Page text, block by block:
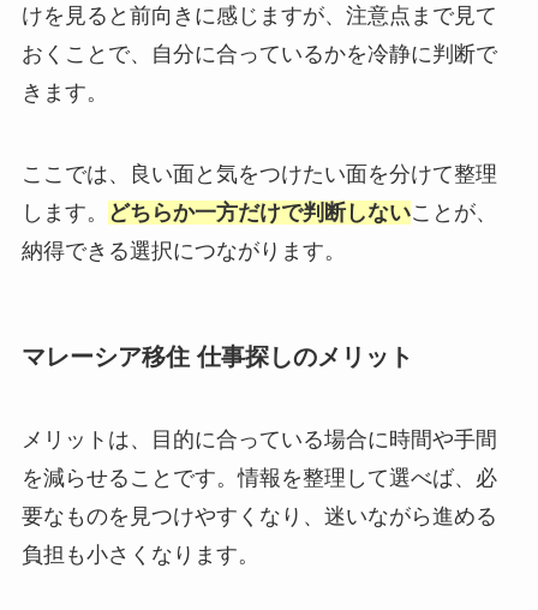
けを見ると前向きに感じますが、注意点まで見て
おくことで、自分に合っているかを冷静に判断で
きます。
ここでは、良い面と気をつけたい面を分けて整理
します。
どちらか一方だけで判断しないことが、
納得できる選択につながります。
マレーシア移住 仕事探しのメリット
メリットは、目的に合っている場合に時間や手間
を減らせることです。情報を整理して選べば、必
要なものを見つけやすくなり、迷いながら進める
負担も小さくなります。